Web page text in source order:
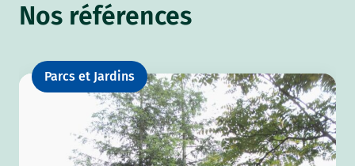
Nos références
Parcs et Jardins